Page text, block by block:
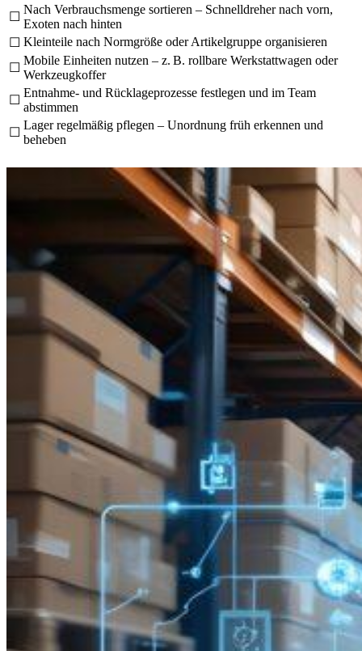
☐
Nach Verbrauchsmenge sortieren – Schnelldreher nach vorn,
Exoten nach hinten
☐ Kleinteile nach Normgröße oder Artikelgruppe organisieren
☐
Mobile Einheiten nutzen – z. B. rollbare Werkstattwagen oder
Werkzeugkoffer
☐
Entnahme- und Rücklageprozesse festlegen und im Team
abstimmen
☐
Lager regelmäßig pflegen – Unordnung früh erkennen und
beheben